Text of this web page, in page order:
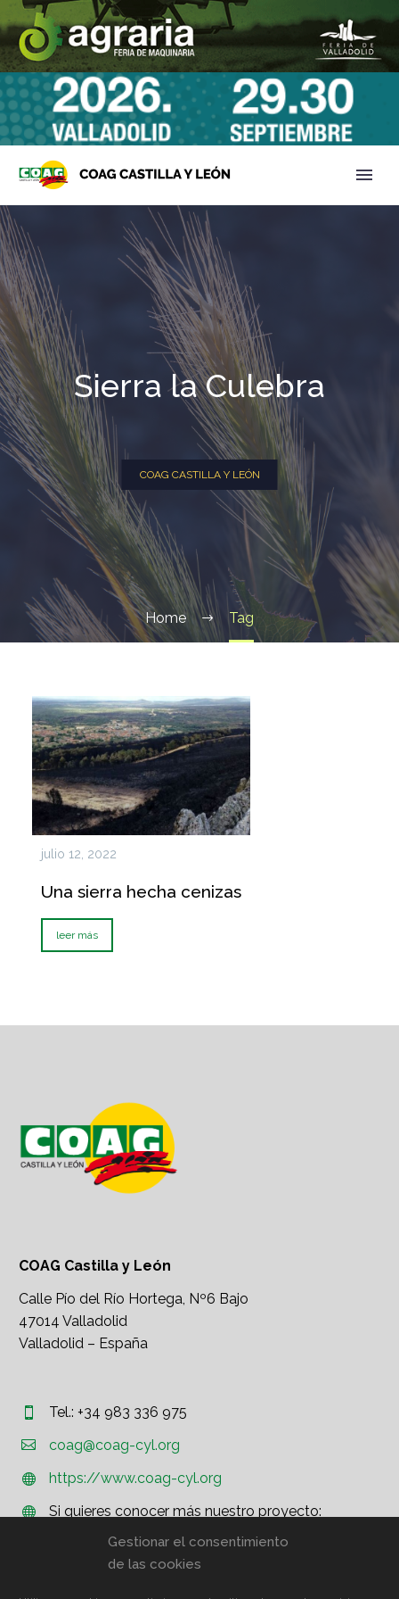
Gestionar el consentimiento
de las cookies
Sierra la Culebra
COAG CASTILLA Y LEÓN
Home Tag
julio 12, 2022
Una sierra hecha cenizas
leer más
COAG Castilla y León
Calle Pío del Río Hortega, Nº6 Bajo
47014 Valladolid
Valladolid – España

 Tel.: +34 983 336 975

 coag@coag-cyl.org

 https://www.coag-cyl.org


Si quieres conocer más nuestro proyecto:
http://www.coag.org